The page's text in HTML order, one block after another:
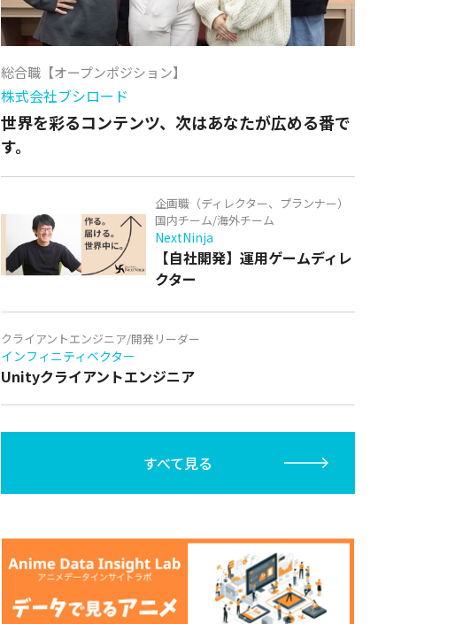
総合職【オープンポジション】
株式会社ブシロード
世界を彩るコンテンツ、次はあなたが広める番で
す。
企画職（ディレクター、プランナー）
国内チーム/海外チーム
NextNinja
【自社開発】運用ゲームディレ
クター
クライアントエンジニア/開発リーダー
インフィニティベクター
Unityクライアントエンジニア
すべて見る